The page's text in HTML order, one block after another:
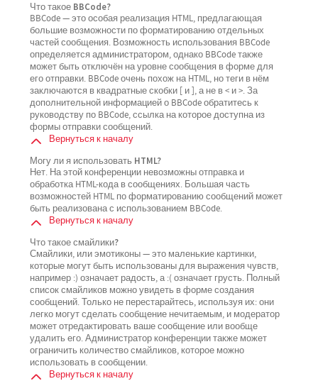
Что такое BBCode?
BBCode — это особая реализация HTML, предлагающая
большие возможности по форматированию отдельных
частей сообщения. Возможность использования BBCode
определяется администратором, однако BBCode также
может быть отключён на уровне сообщения в форме для
его отправки. BBCode очень похож на HTML, но теги в нём
заключаются в квадратные скобки [ и ], а не в < и >. За
дополнительной информацией о BBCode обратитесь к
руководству по BBCode, ссылка на которое доступна из
формы отправки сообщений.
Вернуться к началу
Могу ли я использовать HTML?
Нет. На этой конференции невозможны отправка и
обработка HTML-кода в сообщениях. Большая часть
возможностей HTML по форматированию сообщений может
быть реализована с использованием BBCode.
Вернуться к началу
Что такое смайлики?
Смайлики, или эмотиконы — это маленькие картинки,
которые могут быть использованы для выражения чувств,
например :) означает радость, а :( означает грусть. Полный
список смайликов можно увидеть в форме создания
сообщений. Только не перестарайтесь, используя их: они
легко могут сделать сообщение нечитаемым, и модератор
может отредактировать ваше сообщение или вообще
удалить его. Администратор конференции также может
ограничить количество смайликов, которое можно
использовать в сообщении.
Вернуться к началу